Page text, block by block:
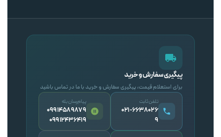
پیگیری سفارش و خرید
برای استعلام قیمت، پیگیری سفارش و خرید با ما در تماس باشید
تلفن ثابت
۰۲۱-۶۶۳۸۰۲۶
۹
پیام‌رسان بله
09914589879
09912436419